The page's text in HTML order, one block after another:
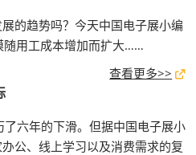
的趋势吗？今天中国电子展小编
随用工成本增加而扩大……
查看更多>>
六年的下滑。但据中国电子展小
公、线上学习以及消费需求的复